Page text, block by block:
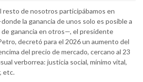
resto de nosotros participábamos en
la ganancia de unos solo es posible a
ganancia en otros—, el presidente
decretó para el 2026 un aumento del
del precio de mercado, cercano al 23
verborrea: justicia social, mínimo vital,
etc.